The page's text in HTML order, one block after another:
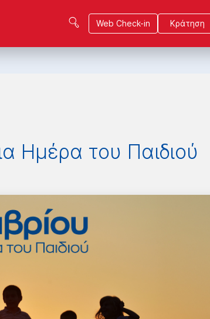
Web Check-in Κράτηση
Ημέρα του Παιδιού